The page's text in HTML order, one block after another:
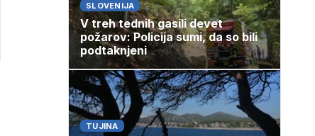
SLOVENIJA
V treh tednih gasili devet
požarov: Policija sumi, da so bili
podtaknjeni
TUJINA